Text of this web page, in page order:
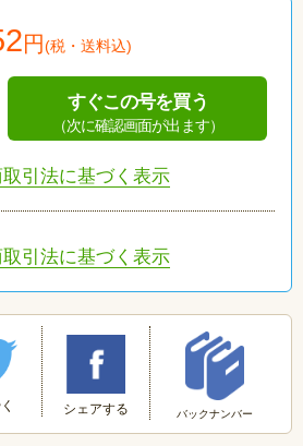
円(税・送料込)
すぐこの号を買う
（次に確認画面が出ます）
引法に基づく表示
引法に基づく表示
シェアする バックナンバー